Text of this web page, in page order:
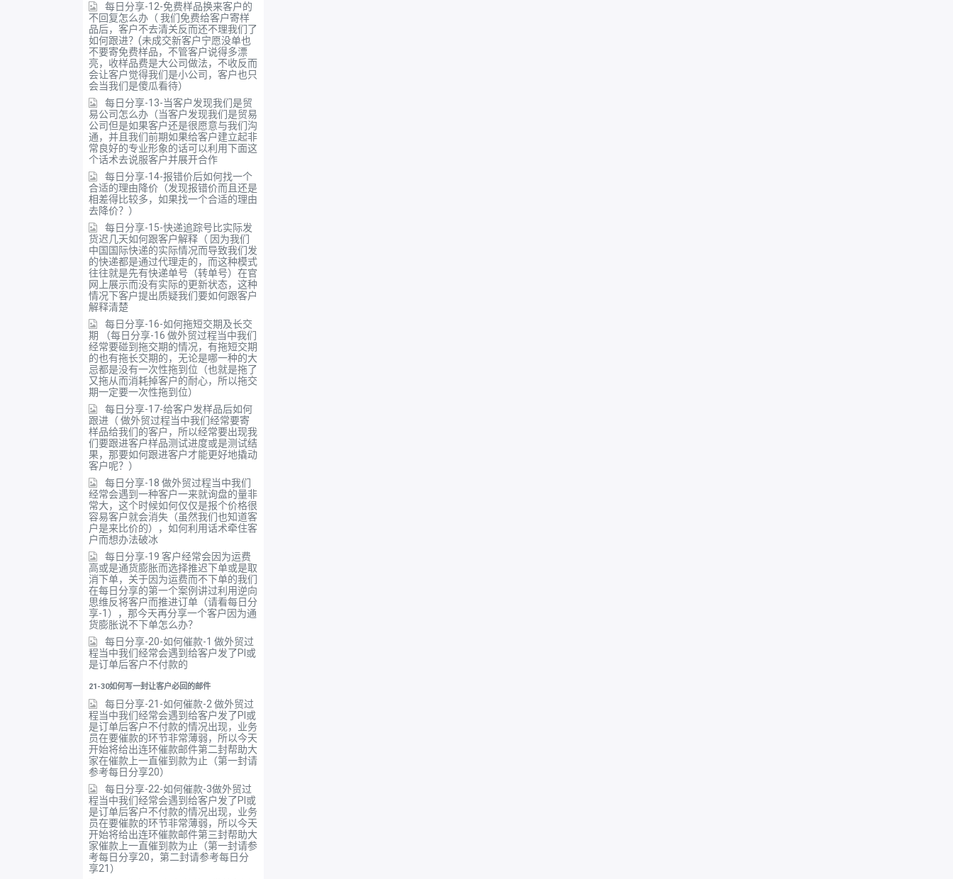
每日分享-12-免费样品换来客户的
不回复怎么办（ 我们免费给客户寄样
品后，客户不去清关反而还不理我们了
如何跟进？(未成交新客户宁愿没单也
不要寄免费样品，不管客户说得多漂
亮，收样品费是大公司做法，不收反而
会让客户觉得我们是小公司，客户也只
会当我们是傻瓜看待）
每日分享-13-当客户发现我们是贸
易公司怎么办（当客户发现我们是贸易
公司但是如果客户还是很愿意与我们沟
通，并且我们前期如果给客户建立起非
常良好的专业形象的话可以利用下面这
个话术去说服客户并展开合作
每日分享-14-报错价后如何找一个
合适的理由降价（发现报错价而且还是
相差得比较多，如果找一个合适的理由
去降价？）
每日分享-15-快递追踪号比实际发
货迟几天如何跟客户解释（ 因为我们
中国国际快递的实际情况而导致我们发
的快递都是通过代理走的，而这种模式
往往就是先有快递单号（转单号）在官
网上展示而没有实际的更新状态，这种
情况下客户提出质疑我们要如何跟客户
解释清楚
每日分享-16-如何拖短交期及长交
期 （每日分享-16 做外贸过程当中我们
经常要碰到拖交期的情况，有拖短交期
的也有拖长交期的，无论是哪一种的大
忌都是没有一次性拖到位（也就是拖了
又拖从而消耗掉客户的耐心，所以拖交
期一定要一次性拖到位）
每日分享-17-给客户发样品后如何
跟进（ 做外贸过程当中我们经常要寄
样品给我们的客户，所以经常要出现我
们要跟进客户样品测试进度或是测试结
果，那要如何跟进客户才能更好地撬动
客户呢？）
每日分享-18 做外贸过程当中我们
经常会遇到一种客户一来就询盘的量非
常大，这个时候如何仅仅是报个价格很
容易客户就会消失（虽然我们也知道客
户是来比价的），如何利用话术牵住客
户而想办法破冰
每日分享-19 客户经常会因为运费
高或是通货膨胀而选择推迟下单或是取
消下单，关于因为运费而不下单的我们
在每日分享的第一个案例讲过利用逆向
思维反将客户而推进订单（请看每日分
享-1），那今天再分享一个客户因为通
货膨胀说不下单怎么办？
每日分享-20-如何催款-1 做外贸过
程当中我们经常会遇到给客户发了PI或
是订单后客户不付款的
21-30如何写一封让客户必回的邮件
每日分享-21-如何催款-2 做外贸过
程当中我们经常会遇到给客户发了PI或
是订单后客户不付款的情况出现，业务
员在要催款的环节非常薄弱，所以今天
开始将给出连环催款邮件第二封帮助大
家在催款上一直催到款为止（第一封请
参考每日分享20）
每日分享-22-如何催款-3做外贸过
程当中我们经常会遇到给客户发了PI或
是订单后客户不付款的情况出现，业务
员在要催款的环节非常薄弱，所以今天
开始将给出连环催款邮件第三封帮助大
家催款上一直催到款为止（第一封请参
考每日分享20，第二封请参考每日分
享21）